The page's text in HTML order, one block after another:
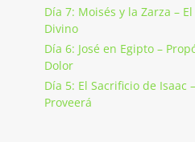
Día 7: Moisés y la Zarza –
Divino
Día 6: José en Egipto –
Dolor
Día 5: El Sacrificio de Isaac
Proveerá